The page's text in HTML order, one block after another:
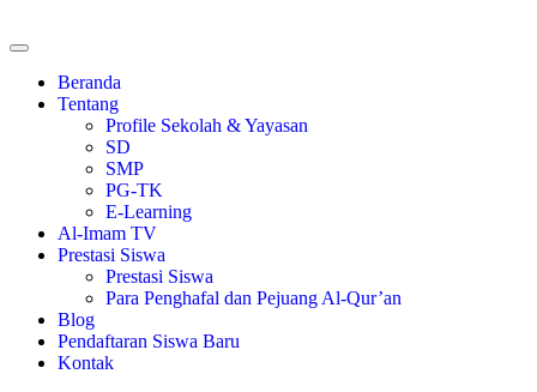
Beranda
Tentang
Profile Sekolah & Yayasan
SD
SMP
PG-TK
E-Learning
Al-Imam TV
Prestasi Siswa
Prestasi Siswa
Para Penghafal dan Pejuang Al-Qur’an
Blog
Pendaftaran Siswa Baru
Kontak